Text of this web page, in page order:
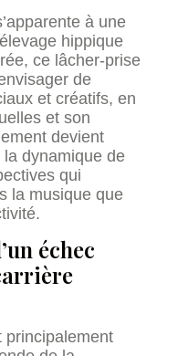
à une
hippique
ce lâcher-prise
de
et créatifs, en
et son
devient
dynamique de
qui
la musique que
échec
principalement